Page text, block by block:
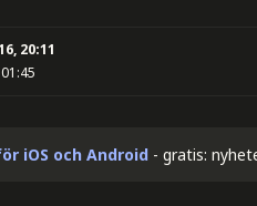
20:11
iOS och Android - gratis: